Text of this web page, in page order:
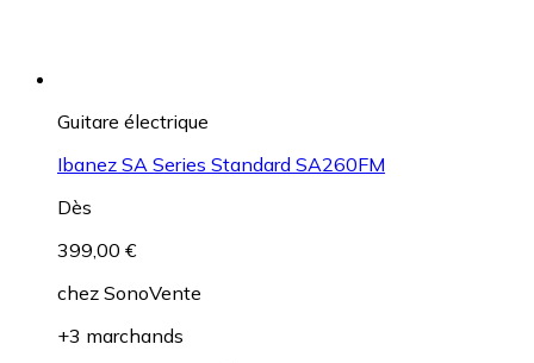
Guitare électrique
Ibanez SA Series Standard SA260FM
Dès
399,00 €
chez SonoVente
+3 marchands